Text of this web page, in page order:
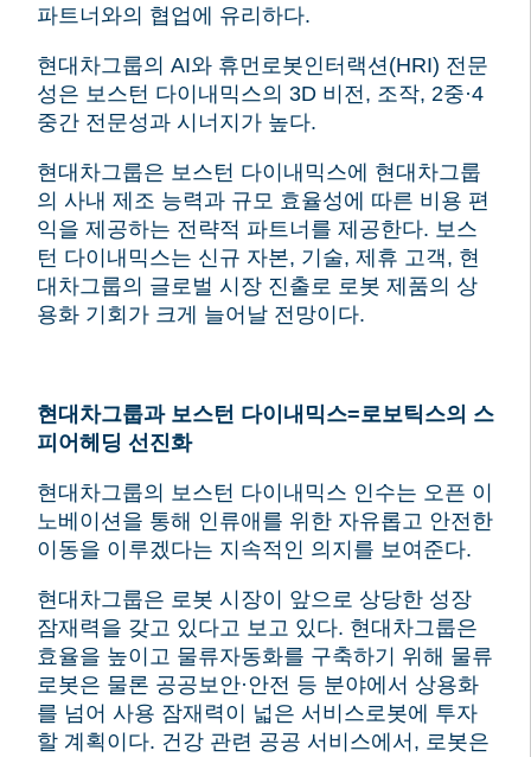
파트너와의 협업에 유리하다.
현대차그룹의 AI와 휴먼로봇인터랙션(HRI) 전문
성은 보스턴 다이내믹스의 3D 비전, 조작, 2중·4
중간 전문성과 시너지가 높다.
현대차그룹은 보스턴 다이내믹스에 현대차그룹
의 사내 제조 능력과 규모 효율성에 따른 비용 편
익을 제공하는 전략적 파트너를 제공한다. 보스
턴 다이내믹스는 신규 자본, 기술, 제휴 고객, 현
대차그룹의 글로벌 시장 진출로 로봇 제품의 상
용화 기회가 크게 늘어날 전망이다.
현대차그룹과 보스턴 다이내믹스=로보틱스의 스
피어헤딩 선진화
현대차그룹의 보스턴 다이내믹스 인수는 오픈 이
노베이션을 통해 인류애를 위한 자유롭고 안전한
이동을 이루겠다는 지속적인 의지를 보여준다.
현대차그룹은 로봇 시장이 앞으로 상당한 성장
잠재력을 갖고 있다고 보고 있다. 현대차그룹은
효율을 높이고 물류자동화를 구축하기 위해 물류
로봇은 물론 공공보안·안전 등 분야에서 상용화
를 넘어 사용 잠재력이 넓은 서비스로봇에 투자
할 계획이다. 건강 관련 공공 서비스에서, 로봇은